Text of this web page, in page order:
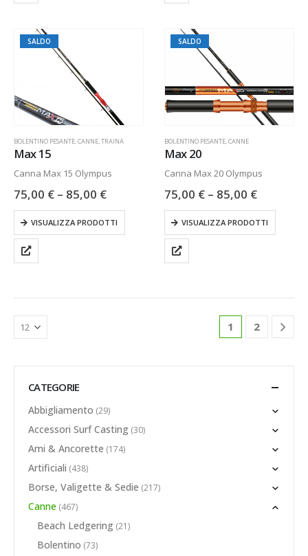
SALDO
BOLENTINO PESANTE,CANNE,TRAINA
Max 15
Canna Max 15 Olympus
75,00 € – 85,00 €
VISUALIZZA PRODOTTI
SALDO
BOLENTINO PESANTE,CANNE
Max 20
Canna Max 20 Olympus
75,00 € – 85,00 €
VISUALIZZA PRODOTTI
1 2
CATEGORIE
Abbigliamento (29)
Accessori Surf Casting (30)
Ami & Ancorette (174)
Artificiali (438)
Borse, Valigette & Sedie (217)
Canne (467)
Beach Ledgering (21)
Bolentino (73)